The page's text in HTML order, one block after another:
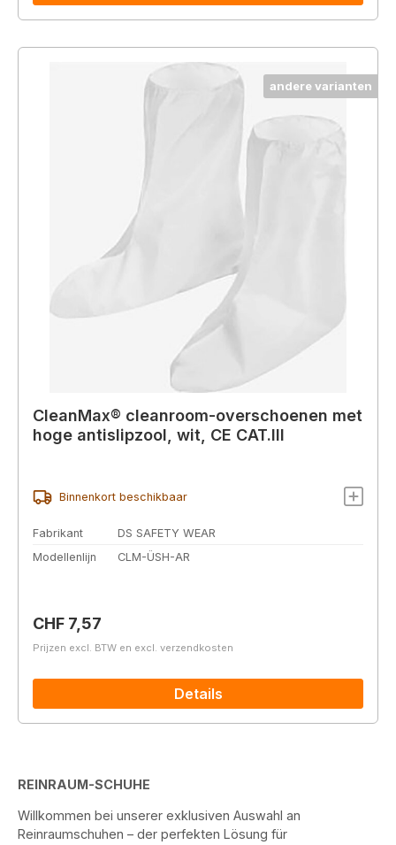
andere varianten
CleanMax® cleanroom-overschoenen met
hoge antislipzool, wit, CE CAT.III
Binnenkort beschikbaar
Fabrikant
DS SAFETY WEAR
Modellenlijn
CLM-ÜSH-AR
Normale prijs:
CHF 7,57
Prijzen excl. BTW en excl. verzendkosten
Details
REINRAUM-SCHUHE
Willkommen bei unserer exklusiven Auswahl an
Reinraumschuhen – der perfekten Lösung für